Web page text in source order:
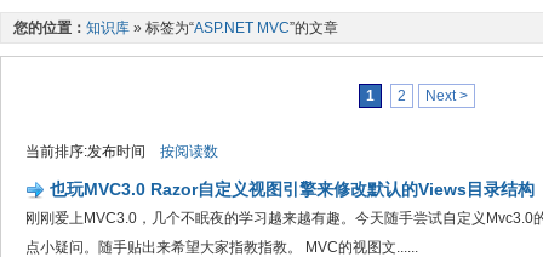
您的位置： 知识库 » 标签为“ASP.NET MVC”的文章
1 2 Next >
当前排序:发布时间 按阅读数
也玩MVC3.0 Razor自定义视图引擎来修改默认的Views目录结构
刚刚爱上MVC3.0，几个不眠夜的学习越来越有趣。今天随手尝试自定义Mvc3.0
点小疑问。随手贴出来希望大家指教指教。 MVC的视图文......